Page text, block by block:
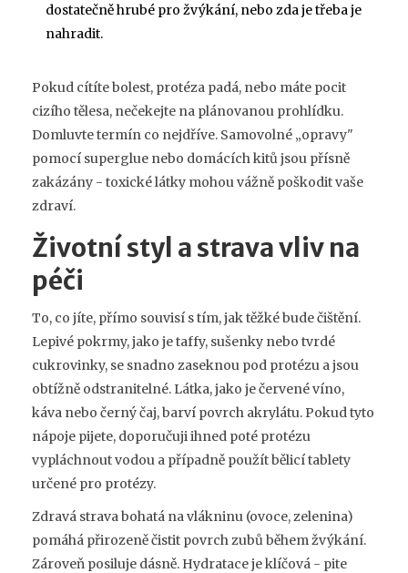
dostatečně hrubé pro žvýkání, nebo zda je třeba je
nahradit.
Pokud cítíte bolest, protéza padá, nebo máte pocit
cizího tělesa, nečekejte na plánovanou prohlídku.
Domluvte termín co nejdříve. Samovolné „opravy"
pomocí superglue nebo domácích kitů jsou přísně
zakázány - toxické látky mohou vážně poškodit vaše
zdraví.
Životní styl a strava vliv na
péči
To, co jíte, přímo souvisí s tím, jak těžké bude čištění.
Lepivé pokrmy, jako je taffy, sušenky nebo tvrdé
cukrovinky, se snadno zaseknou pod protézu a jsou
obtížně odstranitelné. Látka, jako je červené víno,
káva nebo černý čaj, barví povrch akrylátu. Pokud tyto
nápoje pijete, doporučuji ihned poté protézu
vypláchnout vodou a případně použít bělicí tablety
určené pro protézy.
Zdravá strava bohatá na vlákninu (ovoce, zelenina)
pomáhá přirozeně čistit povrch zubů během žvýkání.
Zároveň posiluje dásně. Hydratace je klíčová - pite